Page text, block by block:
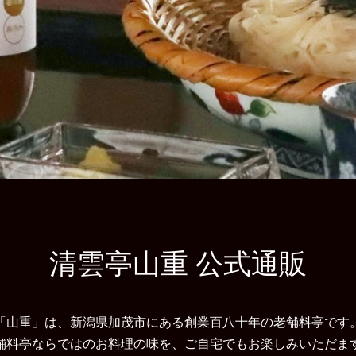
清雲亭山重 公式通販
山重」は、新潟県加茂市にある創業百八十年の老舗料亭です
料亭ならではのお料理の味を、ご自宅でもお楽しみいただま